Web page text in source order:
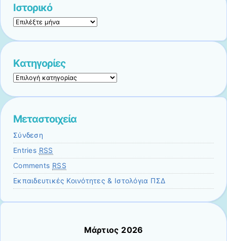
Ιστορικό
Ιστορικό
Kατηγορίες
Kατηγορίες
Μεταστοιχεία
Σύνδεση
Entries RSS
Comments RSS
Εκπαιδευτικές Κοινότητες & Ιστολόγια ΠΣΔ
Μάρτιος 2026